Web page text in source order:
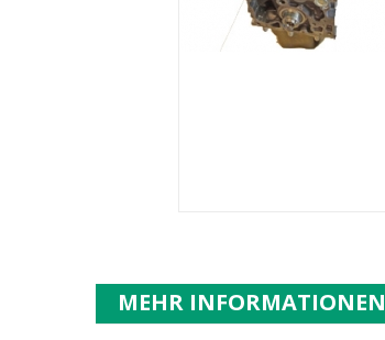
MEHR INFORMATIONEN